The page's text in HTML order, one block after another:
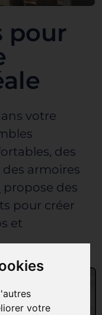
votre
pour
votre
des
armoires
propose des
pour créer
et